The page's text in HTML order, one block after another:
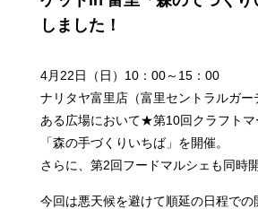
しました！
4月22日（日）10：00～15：00
ナリタヤ富里店（富里セントラルガー
ある広場において★第10回クラフトマ
「森の手づくりいちば」を開催。
さらに、第2回フードマルシェも同時
今回は悪天候を避けて順延の日程での